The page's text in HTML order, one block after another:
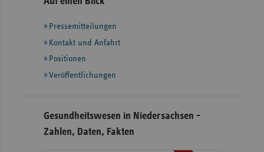
weiteren
Informationen
Pressemitteilungen
Kontakt und Anfahrt
Positionen
Veröffentlichungen
Gesundheitswesen in Niedersachsen -
Zahlen, Daten, Fakten